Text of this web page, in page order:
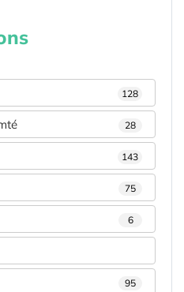
128
28
143
75
6
95